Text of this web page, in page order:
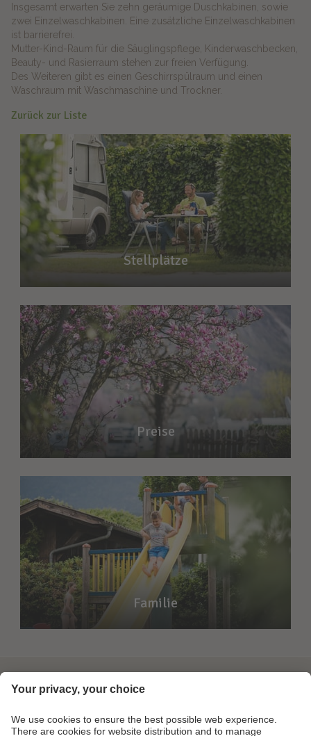
Insgesamt erwarten Sie zehn geräumige Duschkabinen, sowie
zwei Einzelwaschkabinen. Eine zusätzliche Einzelwaschkabinen
ist barrierefrei.
Mutter-Kind-Raum für die Säuglingspflege, Kinderwaschbecken,
Beauty- und Rasierraum stehen zur freien Verfügung.
Des Weiteren gibt es einen Geschirrspülraum und einen
Waschraum mit Waschmaschine und Trockner.
Zurück zur Liste
Stellplätze
Preise
Familie
Info & Service
Magazin